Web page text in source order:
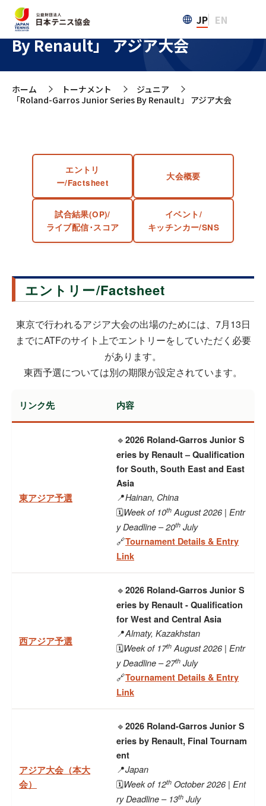
JP EN
「Roland-Garros Junior Series
By Renault」 アジア大会
ホーム >
トーナメント >
ジュニア
「Roland-Garros Junior Series By Renault」 アジア大会
エントリ
ー/Factsheet
大会概要
試合結果(OP)/
ライブ配信･スコア
イベント/
キッチンカー/SNS
エントリー/Factsheet
東京で行われるアジア大会の出場のためには、7月13日
までにATFのサイト上でエントリーをしていただく必要
があります。
東西予選については別の期限が設定されています。
リンク先 内容
東アジア予選
🔹 2026 Roland-Garros Junior S
eries by Renault – Qualification
for South, South East and East
Asia
📍Hainan, China
🗓Week of 10th August 2026 | Entr
y Deadline – 20th July
🔗Tournament Details & Entry
Link
西アジア予選
🔹 2026 Roland-Garros Junior S
eries by Renault - Qualification
for West and Central Asia
📍Almaty, Kazakhstan
🗓Week of 17th August 2026 | Entr
y Deadline – 27th July
🔗Tournament Details & Entry
Link
アジア大会（本大
会）
🔹 2026 Roland-Garros Junior S
eries by Renault, Final Tournam
ent
📍Japan
🗓Week of 12th October 2026 | Ent
ry Deadline – 13th July